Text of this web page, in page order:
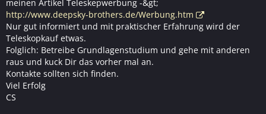
meinen Artikel Teleskepwerbung -&gt;
http://www.deepsky-brothers.de/Werbung.htm
Nur gut informiert und mit praktischer Erfahrung wird der
Teleskopkauf etwas.
Folglich: Betreibe Grundlagenstudium und gehe mit anderen
raus und kuck Dir das vorher mal an.
Kontakte sollten sich finden.
Viel Erfolg
CS